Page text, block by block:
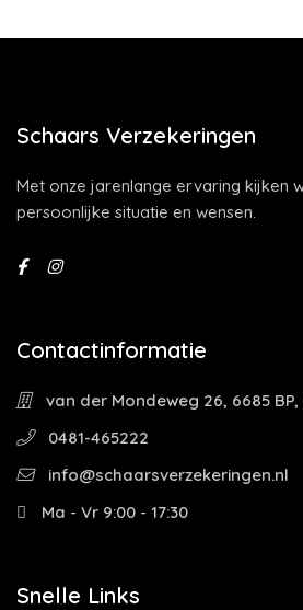
Schaars Verzekeringen
Met onze jarenlange ervaring kijken
persoonlijke situatie en wensen.
Contactinformatie
van der Mondeweg 26, 6685
0481-465222
info@schaarsverzekeringen.nl
Ma - Vr 9:00 - 17:30
Snelle Links